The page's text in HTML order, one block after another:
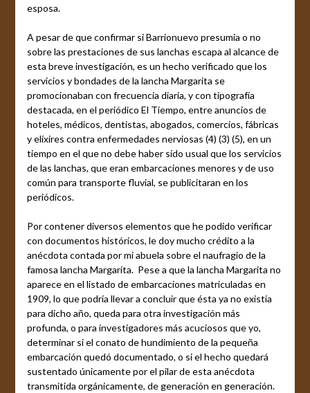
esposa.
A pesar de que confirmar si Barrionuevo presumía o no
sobre las prestaciones de sus lanchas escapa al alcance de
esta breve investigación, es un hecho verificado que los
servicios y bondades de la lancha Margarita se
promocionaban con frecuencia diaria, y con tipografía
destacada, en el periódico El Tiempo, entre anuncios de
hoteles, médicos, dentistas, abogados, comercios, fábricas
y elíxires contra enfermedades nerviosas (4) (3) (5), en un
tiempo en el que no debe haber sido usual que los servicios
de las lanchas, que eran embarcaciones menores y de uso
común para transporte fluvial, se publicitaran en los
periódicos.
Por contener diversos elementos que he podido verificar
con documentos históricos, le doy mucho crédito a la
anécdota contada por mi abuela sobre el naufragio de la
famosa lancha Margarita. Pese a que la lancha Margarita no
aparece en el listado de embarcaciones matriculadas en
1909, lo que podría llevar a concluir que ésta ya no existía
para dicho año, queda para otra investigación más
profunda, o para investigadores más acuciosos que yo,
determinar si el conato de hundimiento de la pequeña
embarcación quedó documentado, o si el hecho quedará
sustentado únicamente por el pilar de esta anécdota
transmitida orgánicamente, de generación en generación.